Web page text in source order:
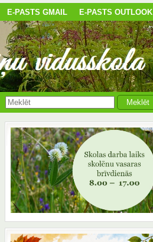
E-PASTS GMAIL E-PASTS OUTLOOK